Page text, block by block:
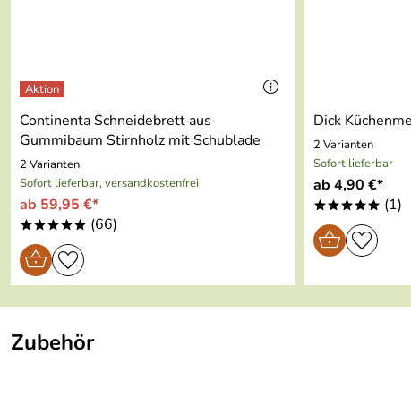
Continenta Schneidebrett aus
Gummibaum Stirnholz mit Schublade
2 Varianten
Sofort lieferbar, versandkostenfrei
ab 59,95 €*
***** (66)
Dick
2 Varianten
Sofort lieferbar
ab 4,90 €*
***** (1)
Zubehör